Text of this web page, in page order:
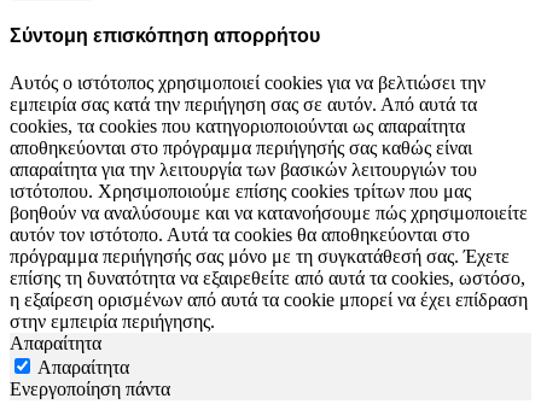
Σύντομη επισκόπηση απορρήτου
Αυτός ο ιστότοπος χρησιμοποιεί cookies για να βελτιώσει την
εμπειρία σας κατά την περιήγηση σας σε αυτόν. Από αυτά τα
cookies, τα cookies που κατηγοριοποιούνται ως απαραίτητα
αποθηκεύονται στο πρόγραμμα περιήγησής σας καθώς είναι
απαραίτητα για την λειτουργία των βασικών λειτουργιών του
ιστότοπου. Χρησιμοποιούμε επίσης cookies τρίτων που μας
βοηθούν να αναλύσουμε και να κατανοήσουμε πώς χρησιμοποιείτε
αυτόν τον ιστότοπο. Αυτά τα cookies θα αποθηκεύονται στο
πρόγραμμα περιήγησής σας μόνο με τη συγκατάθεσή σας. Έχετε
επίσης τη δυνατότητα να εξαιρεθείτε από αυτά τα cookies, ωστόσο,
η εξαίρεση ορισμένων από αυτά τα cookie μπορεί να έχει επίδραση
στην εμπειρία περιήγησης.
Απαραίτητα
Απαραίτητα
Ενεργοποίηση πάντα